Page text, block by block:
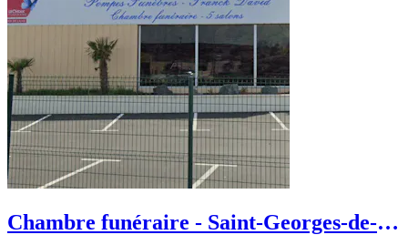
Chambre funéraire - Saint-Georges-de-